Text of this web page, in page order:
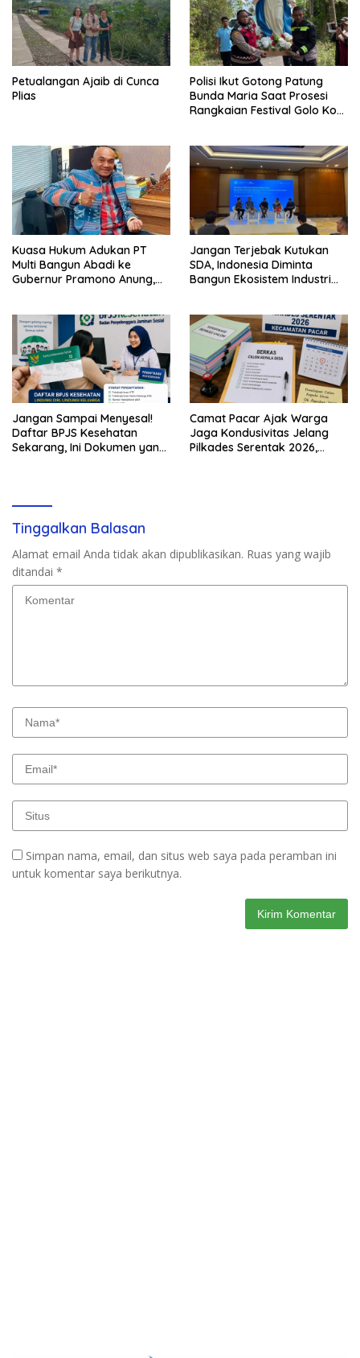
Petualangan Ajaib di Cunca
Plias
Polisi Ikut Gotong Patung
Bunda Maria Saat Prosesi
Rangkaian Festival Golo Koe
Kuasa Hukum Adukan PT
Multi Bangun Abadi ke
Gubernur Pramono Anung,
Jangan Terjebak Kutukan
SDA, Indonesia Diminta
Bangun Ekosistem Industri
Jangan Sampai Menyesal!
Daftar BPJS Kesehatan
Sekarang, Ini Dokumen yang
Camat Pacar Ajak Warga
Jaga Kondusivitas Jelang
Pilkades Serentak 2026,
Tinggalkan Balasan
Alamat email Anda tidak akan dipublikasikan. Ruas yang wajib
ditandai *
Simpan nama, email, dan situs web saya pada peramban ini
untuk komentar saya berikutnya.